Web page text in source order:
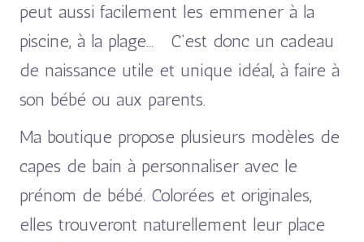
peut aussi facilement les emmener à la
piscine, à la plage… C’est donc un cadeau
de naissance utile et unique idéal, à faire à
son bébé ou aux parents.
Ma boutique propose plusieurs modèles de
capes de bain à personnaliser avec le
prénom de bébé. Colorées et originales,
elles trouveront naturellement leur place